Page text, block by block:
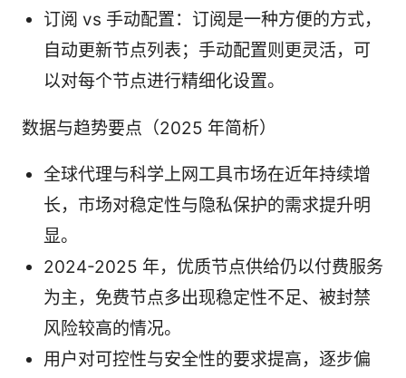
订阅 vs 手动配置：订阅是一种方便的方式，
自动更新节点列表；手动配置则更灵活，可
以对每个节点进行精细化设置。
数据与趋势要点（2025 年简析）
全球代理与科学上网工具市场在近年持续增
长，市场对稳定性与隐私保护的需求提升明
显。
2024-2025 年，优质节点供给仍以付费服务
为主，免费节点多出现稳定性不足、被封禁
风险较高的情况。
用户对可控性与安全性的要求提高，逐步偏